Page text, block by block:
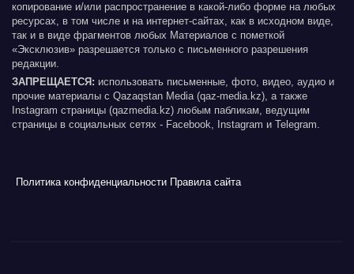
копирование и/или распространение в какой-либо форме на любых
ресурсах, в том числе и на интернет-сайтах, как в исходном виде,
так и в виде фрагментов любых Материалов с пометкой
«Эксклюзив» разрешается только с письменного разрешения
редакции.
ЗАПРЕЩАЕТСЯ: использовать письменные, фото, видео, аудио и
прочие материалы с Qazaqstan Media (qaz-media.kz), а также
Instagram страницы (qazmedia.kz) любым пабликам, ведущим
страницы в социальных сетях - Facebook, Instagram и Telegram.
Политика конфиденциальности Правила сайта